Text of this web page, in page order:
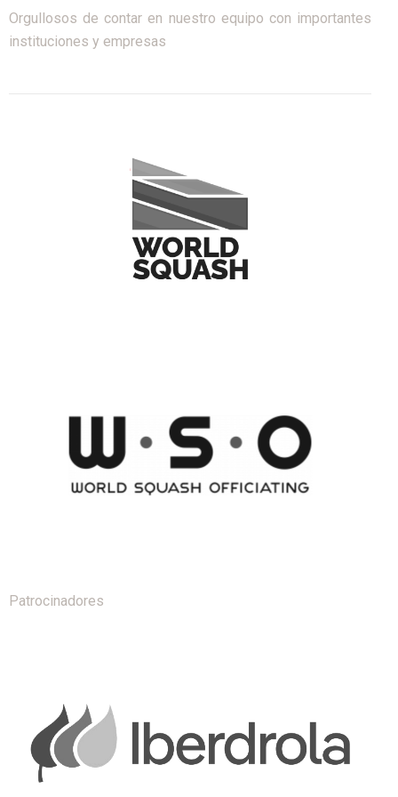
Orgullosos de contar en nuestro equipo con importantes
instituciones y empresas
Patrocinadores